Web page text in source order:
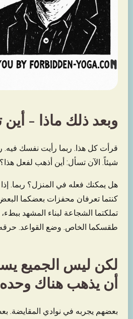
وبعد ذلك ماذا - أين
قرأت كل هذا. ربما رأيت نفسك فيه.
شيئاً. الآن تسأل: أين أذهب لفعل هذا؟
هل يمكنك فعله في المنزل؟ ربما.
كنتما تعرفان محفزات بعضكما
تملكتما الشجاعة لبناء المشهد ببطء،
طقسكما الخاص. وضع القواعد. حرقه
لكن ليس الجميع
أن يذهب هناك
بعضهم يجربه في نوادي المقايضة.